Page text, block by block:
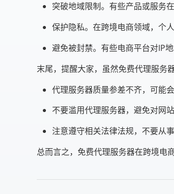
突破地域限制。有些产品或服务
保护隐私。在跨境电商领域，个
避免被封禁。有些电商平台对IP
末尾，提醒大家，虽然免费代理服务
代理服务器质量参差不齐，可能
不要滥用代理服务器，避免对网
注意遵守相关法律法规，不要从事
总而言之，免费代理服务器在跨境电